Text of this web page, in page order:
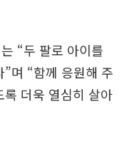
“두 팔로 아이를
며 “함께 응원해 주
더욱 열심히 살아